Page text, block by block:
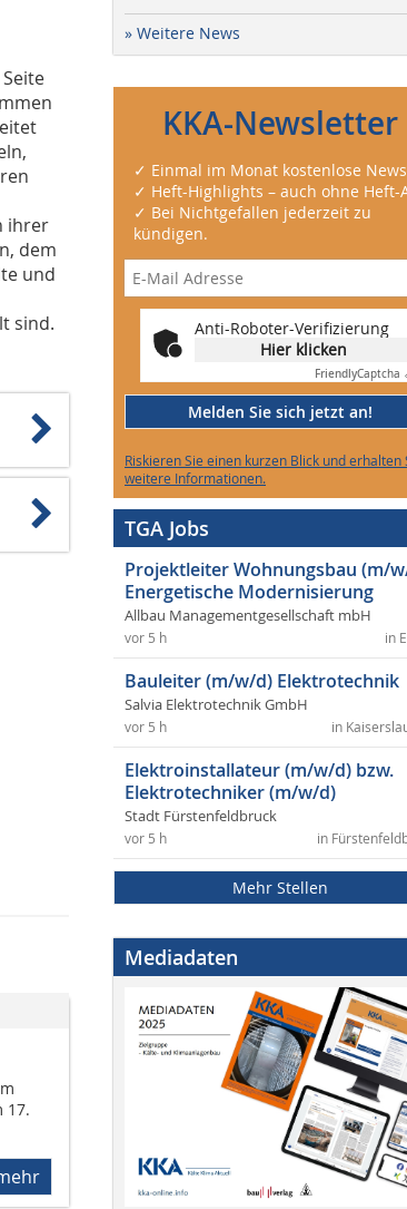
ihrer
dem
und
sind.
17.
» Weitere News
KKA-Newsletter
✓ Einmal im Monat kostenlose
✓ Heft-Highlights – auch ohne Heft-
✓ Bei Nichtgefallen jederzeit zu
kündigen.
Anti-Roboter-Verifizierung
Hier klicken
FriendlyCaptcha
Melden Sie sich jetzt an!
Riskieren Sie einen kurzen Blick und erhalten
weitere Informationen.
TGA Jobs
Projektleiter Wohnungsbau (m/
Energetische Modernisierung
Allbau Managementgesellschaft mbH
in
vor 5 h
Bauleiter (m/w/d) Elektrotechnik
Salvia Elektrotechnik GmbH
in
vor 5 h
Elektroinstallateur (m/w/d) bzw.
Elektrotechniker (m/w/d)
Stadt Fürstenfeldbruck
in
vor 5 h
Mehr Stellen
Mediadaten